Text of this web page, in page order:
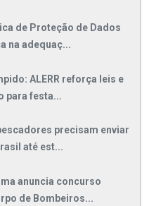
de Proteção de Dados
na adequaç...
ALERR reforça leis e
para festa...
precisam enviar
até est...
anuncia concurso
de Bombeiros...